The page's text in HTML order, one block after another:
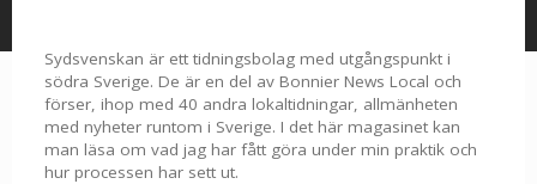
Sydsvenskan är ett tidningsbolag med utgångspunkt i
södra Sverige. De är en del av Bonnier News Local och
förser, ihop med 40 andra lokaltidningar, allmänheten
med nyheter runtom i Sverige. I det här magasinet kan
man läsa om vad jag har fått göra under min praktik och
hur processen har sett ut.